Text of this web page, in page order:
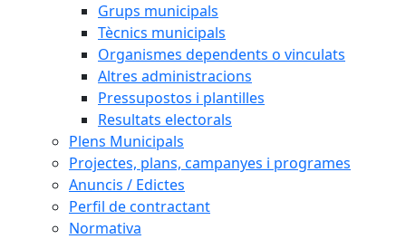
Grups municipals
Tècnics municipals
Organismes dependents o vinculats
Altres administracions
Pressupostos i plantilles
Resultats electorals
Plens Municipals
Projectes, plans, campanyes i programes
Anuncis / Edictes
Perfil de contractant
Normativa